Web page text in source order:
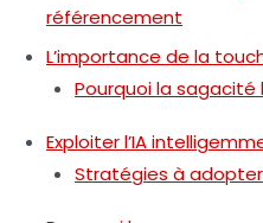
référencement
L’importance de la
Pourquoi la sagacité
Exploiter l’IA
Stratégies à